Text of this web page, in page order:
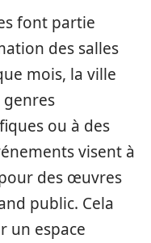
font partie
des salles
mois, la ville
genres
ou à des
visent à
des œuvres
public. Cela
un espace